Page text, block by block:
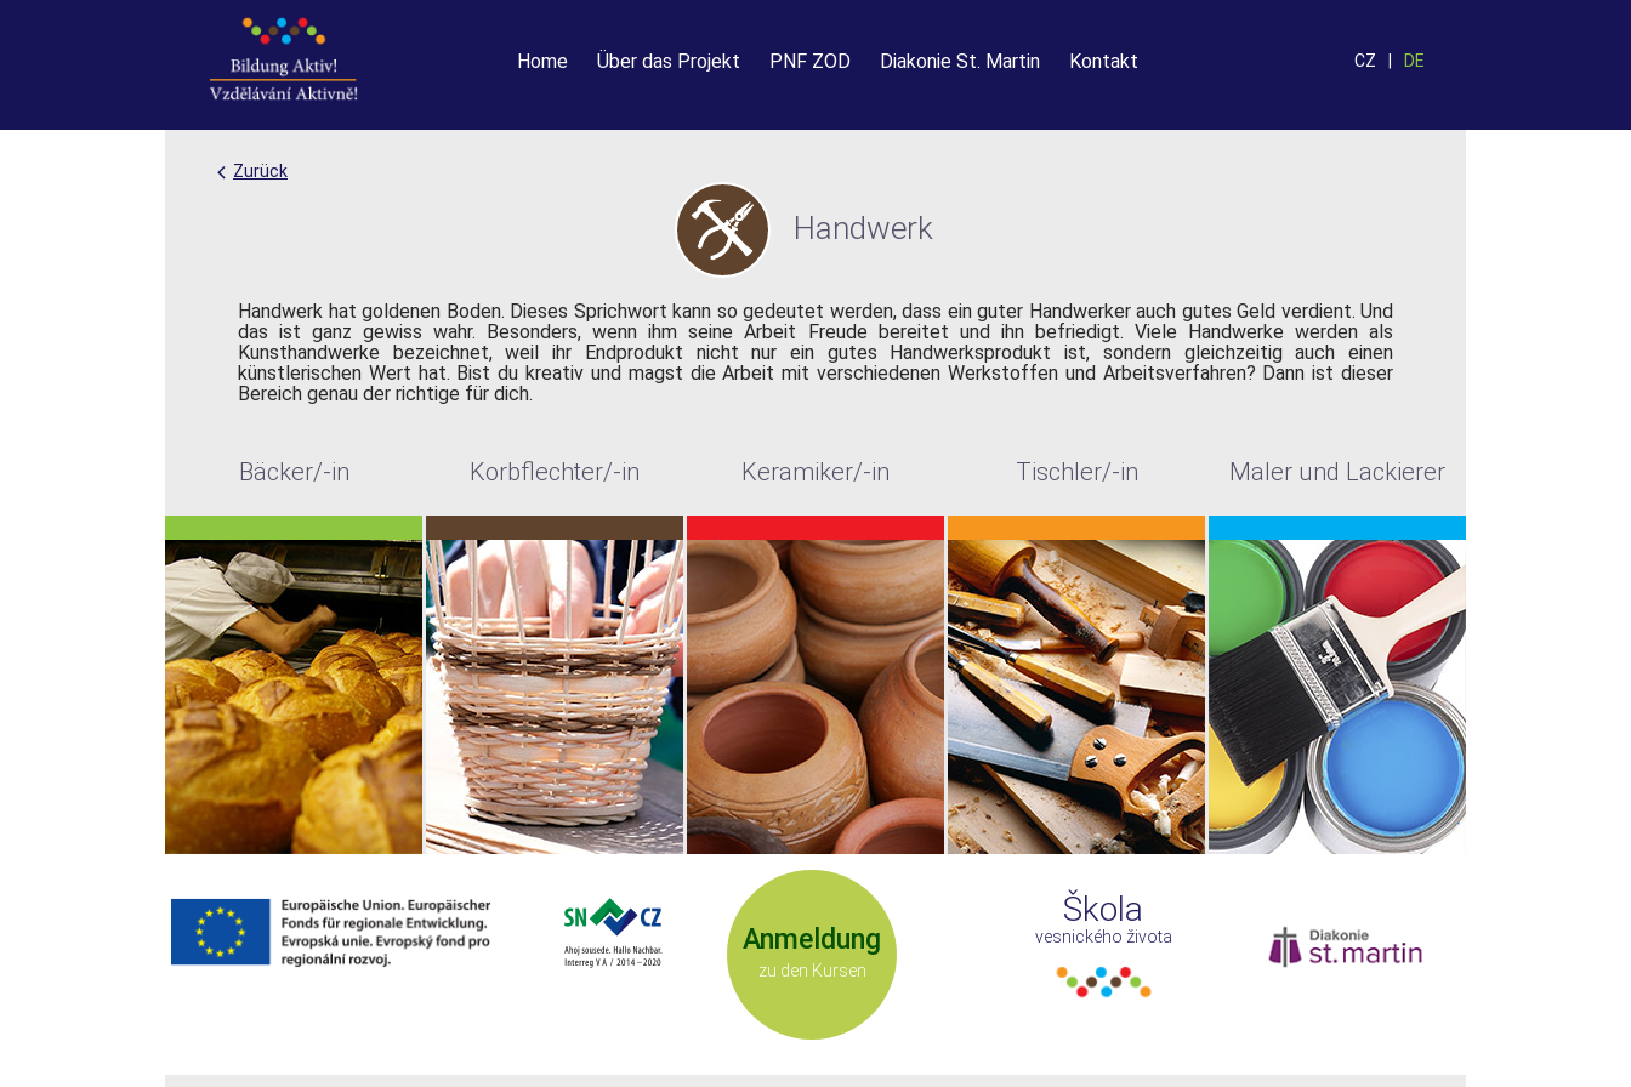
Home Über das Projekt PNF ZOD Diakonie St. Martin Kontakt CZ DE
Handwerk
Zurück
Handwerk hat goldenen Boden. Dieses Sprichwort kann so gedeutet werden, dass ein guter Handwerker auch gutes Geld verdient. Und
das ist ganz gewiss wahr. Besonders, wenn ihm seine Arbeit Freude bereitet und ihn befriedigt. Viele Handwerke werden als
Kunsthandwerke bezeichnet, weil ihr Endprodukt nicht nur ein gutes Handwerksprodukt ist, sondern gleichzeitig auch einen
künstlerischen Wert hat. Bist du kreativ und magst die Arbeit mit verschiedenen Werkstoffen und Arbeitsverfahren? Dann ist dieser
Bereich genau der richtige für dich.
Bäcker/-in Korbflechter/-in Keramiker/-in Tischler/-in Maler und Lackierer
Anmeldung
zu den Kursen
Škola
vesnického života